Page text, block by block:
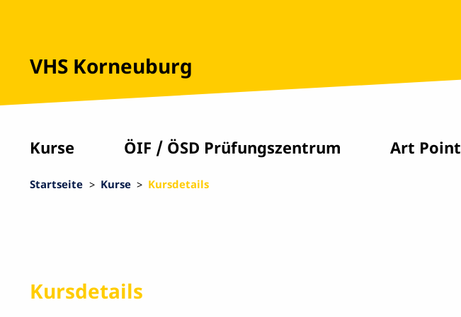
VHS Korneuburg
Kurse ÖIF / ÖSD Prüfungszentrum Art Point
Startseite Kurse Kursdetails
Kursdetails